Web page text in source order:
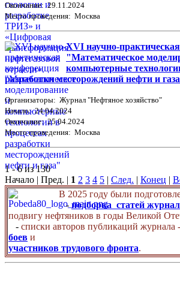
Окончание: 29.11.2024
Место проведения: Москва
XVI научно-
"Математическое
компьютерные
разработки месторождений нефти и
Организаторы: Журнал "Нефтяное хозяйство"
Начало: 24.04.2024
Окончание: 25.04.2024
Место проведения: Москва
1 - 6 из 130
Начало | Пред. | 1 2 3 4 5 | След. | Конец |
В 2025 году были
- подборка статей
подвигу нефтяников в годы Великой
- списки авторов публикаций журнала -
боев и
участников трудового фронта.